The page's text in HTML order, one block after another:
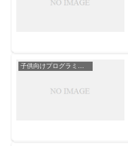
子供向けプログラミングスクール